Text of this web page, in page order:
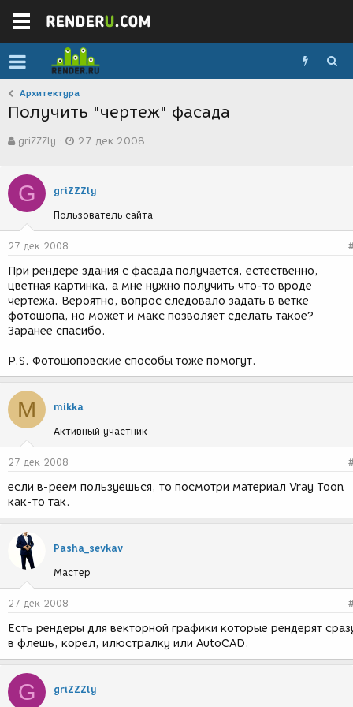
Архитектура
Получить "чертеж" фасада
в
о
р
т
е
м
ы
griZZZly
а
с
з
д
и
я
27 дек 2008
G griZZZly
Пользователь сайта
27 дек 2008
При рендере здания с фасада получается, естественно,
цветная картинка, а мне нужно получить что-то вроде
чертежа. Вероятно, вопрос следовало задать в ветке
фотошопа, но может и макс позволяет сделать такое?
Заранее спасибо.
P.S. Фотошоповские способы тоже помогут.
M mikka
Активный участник
27 дек 2008
если в-реем пользуешься, то посмотри материал Vray Toon
как-то так.
Pasha_sevkav
Мастер
27 дек 2008
Есть рендеры для векторной графики которые рендерят
в флешь, корел, илюстралку или AutoCAD.
G griZZZly